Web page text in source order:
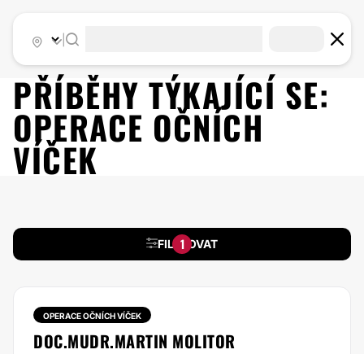
PŘÍBĚHY TÝKAJÍCÍ SE:
OPERACE OČNÍCH
VÍČEK
FILTROVAT
1
OPERACE OČNÍCH VÍČEK
DOC.MUDR.MARTIN MOLITOR